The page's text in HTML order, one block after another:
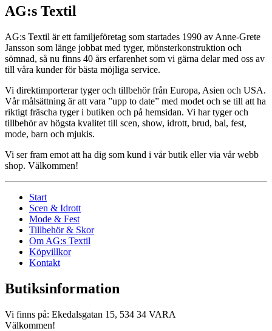
AG:s Textil
AG:s Textil är ett familjeföretag som startades 1990 av Anne-Grete
Jansson som länge jobbat med tyger, mönsterkonstruktion och
sömnad, så nu finns 40 års erfarenhet som vi gärna delar med oss av
till våra kunder för bästa möjliga service.
Vi direktimporterar tyger och tillbehör från Europa, Asien och USA.
Vår målsättning är att vara ”upp to date” med modet och se till att ha
riktigt fräscha tyger i butiken och på hemsidan. Vi har tyger och
tillbehör av högsta kvalitet till scen, show, idrott, brud, bal, fest,
mode, barn och mjukis.
Vi ser fram emot att ha dig som kund i vår butik eller via vår webb
shop. Välkommen!
Start
Scen & Idrott
Mode & Fest
Tillbehör & Skor
Om AG:s Textil
Köpvillkor
Kontakt
Butiksinformation
Vi finns på: Ekedalsgatan 15, 534 34 VARA
Välkommen!